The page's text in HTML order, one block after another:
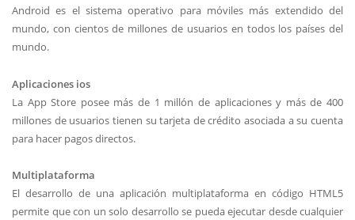
Android es el sistema operativo para móviles más extendido del
mundo, con cientos de millones de usuarios en todos los países del
mundo.
Aplicaciones ios
La App Store posee más de 1 millón de aplicaciones y más de 400
millones de usuarios tienen su tarjeta de crédito asociada a su cuenta
para hacer pagos directos.
Multiplataforma
El desarrollo de una aplicación multiplataforma en código HTML5
permite que con un solo desarrollo se pueda ejecutar desde cualquier